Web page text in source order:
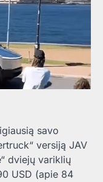
savo
versiją JAV
dviejų variklių
USD (apie 84